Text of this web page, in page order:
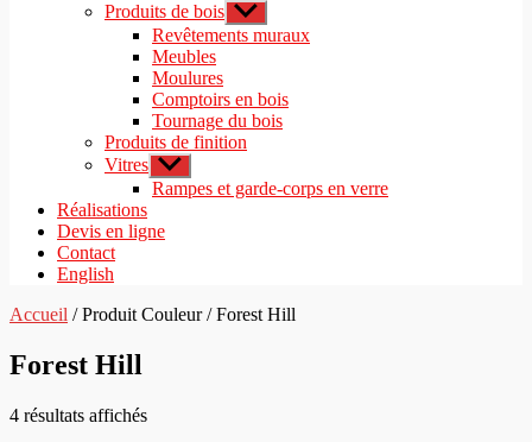
Produits de bois Afficher
le
sous-
Revêtements muraux
Meubles
Moulures
Comptoirs en bois
Tournage du bois
Produits de finition
Vitres Afficher
le
sous-
Rampes et garde-corps en verre
Réalisations
Devis en ligne
Contact
English
Accueil / Produit Couleur / Forest Hill
Forest Hill
4 résultats affichés